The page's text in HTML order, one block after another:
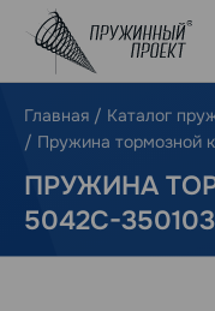
Главная / Каталог
/ Пружина тормозной
ПРУЖИНА
5042C-